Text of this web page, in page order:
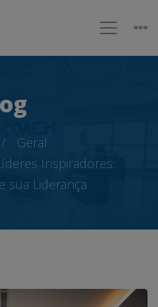
Geral
Inspiradores:
sua Liderança